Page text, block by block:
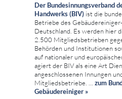
Der Bundesinnungsverband
Handwerks (BIV) ist die
Betriebe des
Deutschland. Es werden hier
2.500 Mitgliedsbetrieben
Behörden und Institutionen
auf nationaler und
agiert der BIV als eine Art
angeschlossenen Innungen
Mitgliedsbetriebe. ... zum
Gebäudereiniger »